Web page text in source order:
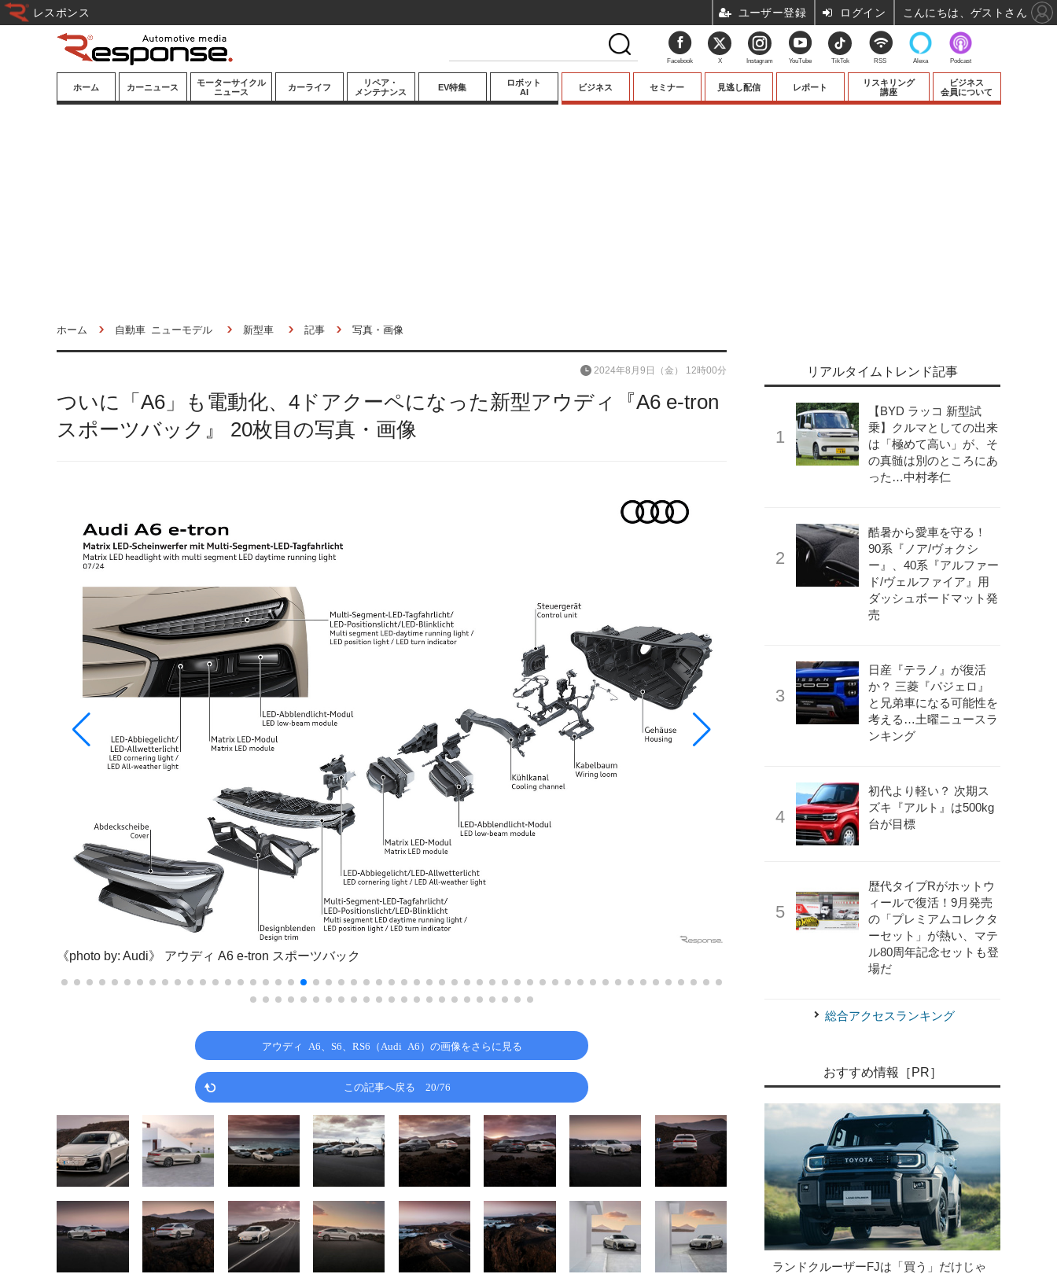
ホーム カーニュース
モーターサイクル
ニュース
カーライフ
リペア・
メンテナンス
EV特集
ロボット
AI
ビジネス セミナー 見逃し配信 レポート
リスキリング
講座
ビジネス
会員について
ホーム 自動車 ニューモデル 新型車 記事 写真・画像
ついに「A6」も電動化、4ドアクーペになった新型アウディ『A6 e-tron
スポーツバック』 20枚目の写真・画像
2024年8月9日（金） 12時00分
《photo by: Audi》 アウディ A6 e-tron スポーツバック アウディ A6 e-tron スポーツバック
アウディ A6、S6、RS6（Audi A6）の画像をさらに見る
この記事へ戻る 20/76
リアルタイムトレンド記事
【BYD ラッコ 新型試
乗】クルマとしての出来
は「極めて高い」が、そ
の真髄は別のところにあ
った…中村孝仁
酷暑から愛車を守る！
90系『ノア/ヴォクシ
ー』、40系『アルファー
ド/ヴェルファイア』用
ダッシュボードマット発
売
日産『テラノ』が復活
か？ 三菱『パジェロ』
と兄弟車になる可能性を
考える…土曜ニュースラ
ンキング
初代より軽い？ 次期ス
ズキ『アルト』は500kg
台が目標
歴代タイプRがホットウ
ィールで復活！9月発売
の「プレミアムコレクタ
ーセット」が熱い、マテ
ル80周年記念セットも登
場だ
総合アクセスランキング
おすすめ情報［PR］
ランドクルーザーFJは「買う」だけじゃ
Facebook X Instagram YouTube TikTok RSS Alexa Podcast
レスポンス ユーザー登録 ログイン こんにちは、ゲストさん